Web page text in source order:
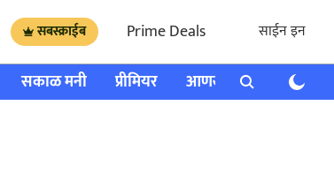
सबस्क्राईब Prime Deals साईन इन
सकाळ मनी प्रीमियर आणखी राशी भविष्य